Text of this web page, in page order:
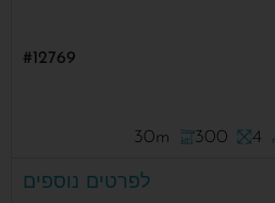
#12769
4
300
30m
לפרטים נוספים